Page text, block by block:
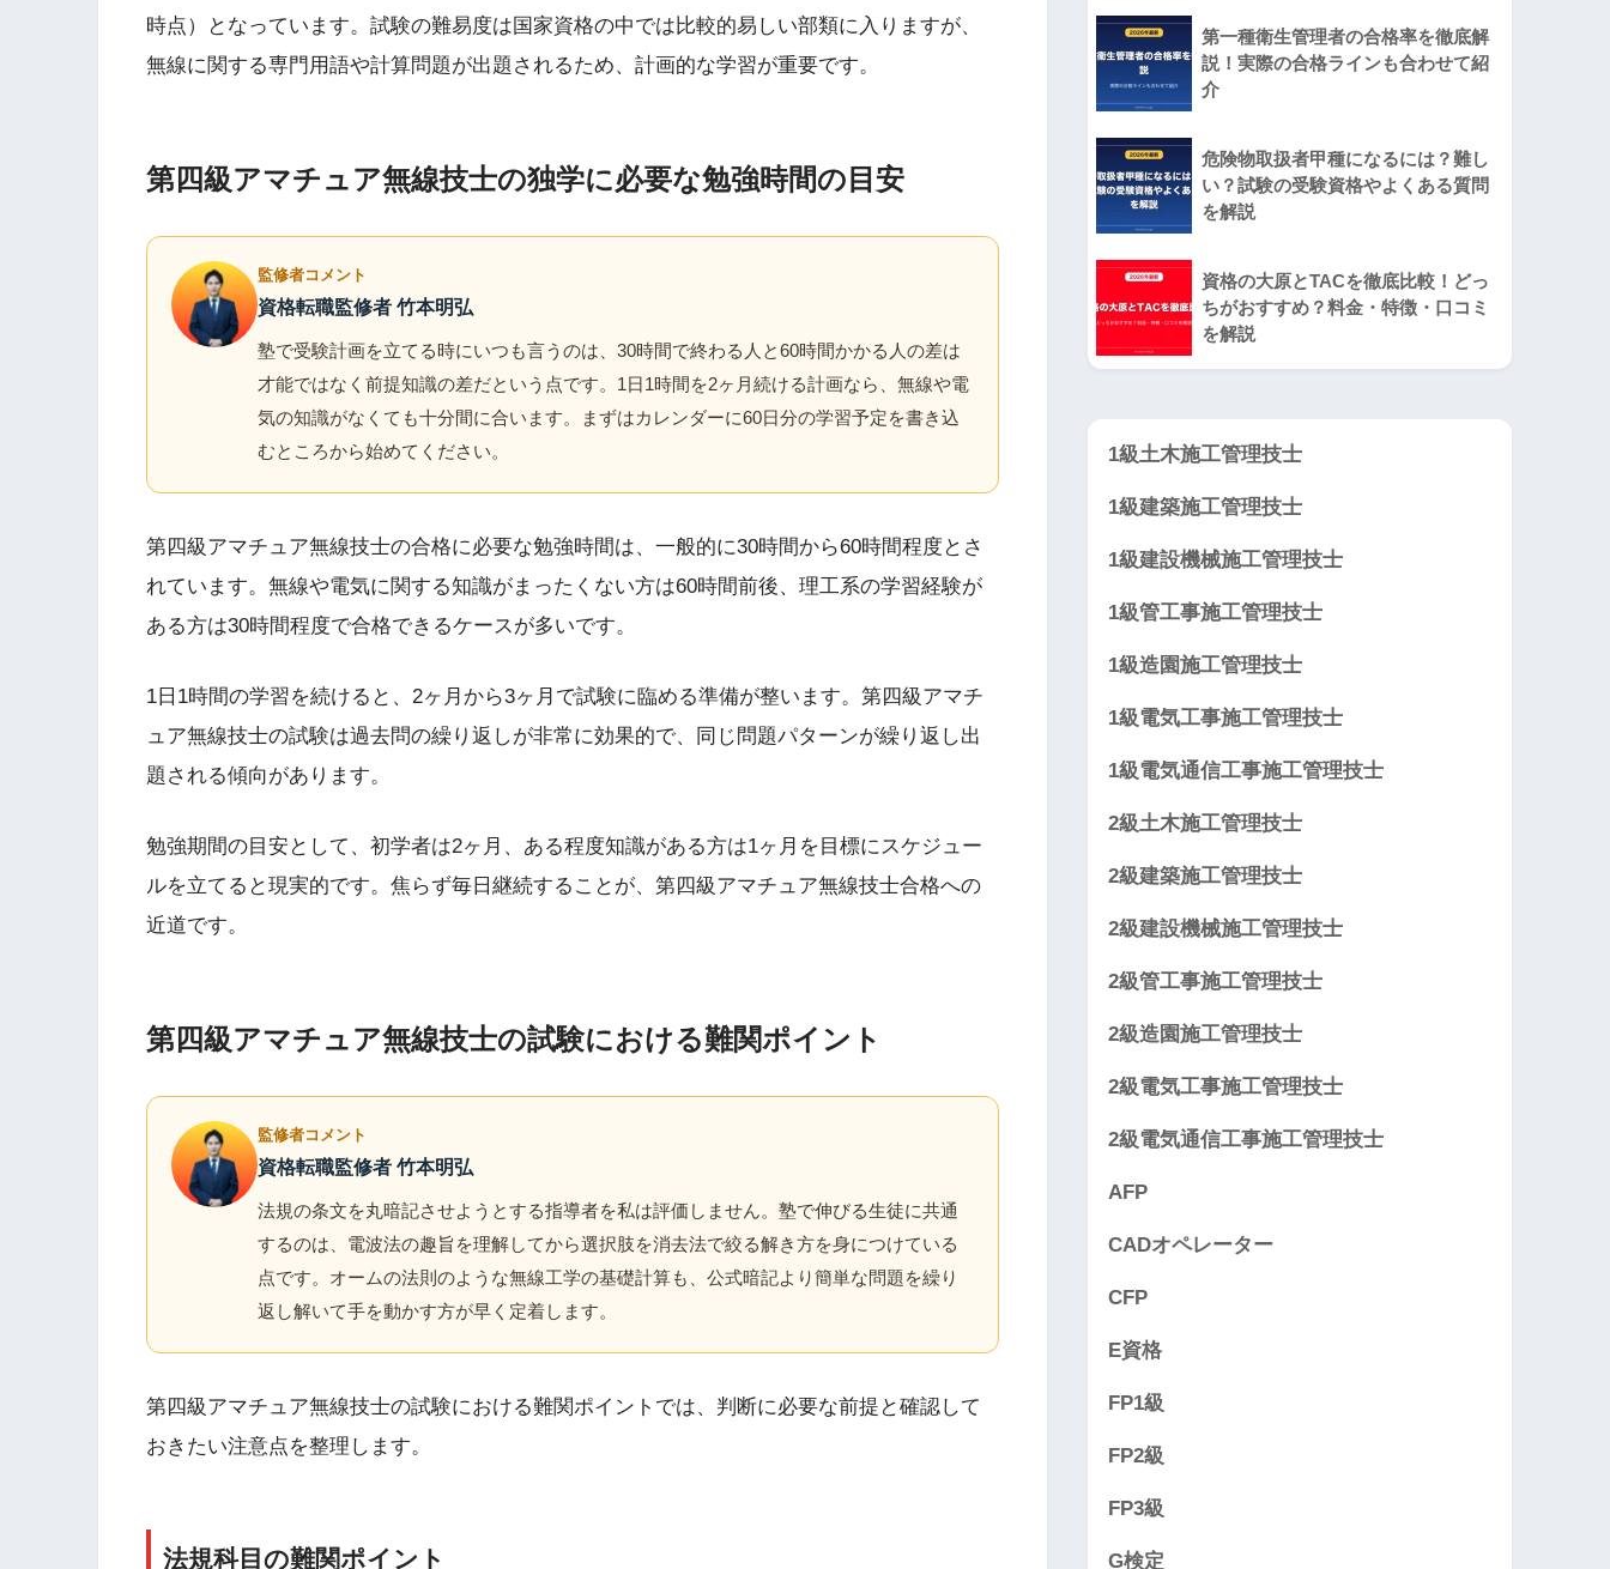
時点）となっています。試験の難易度は国家資格の中では比較的易しい部類に入りますが、
無線に関する専門用語や計算問題が出題されるため、計画的な学習が重要です。
第四級アマチュア無線技士の独学に必要な勉強時間の目安
監修者コメント
資格転職監修者 竹本明弘
塾で受験計画を立てる時にいつも言うのは、30時間で終わる人と60時間かかる人の差は
才能ではなく前提知識の差だという点です。1日1時間を2ヶ月続ける計画なら、無線や電
気の知識がなくても十分間に合います。まずはカレンダーに60日分の学習予定を書き込
むところから始めてください。
第四級アマチュア無線技士の合格に必要な勉強時間は、一般的に30時間から60時間程度とさ
れています。無線や電気に関する知識がまったくない方は60時間前後、理工系の学習経験が
ある方は30時間程度で合格できるケースが多いです。
1日1時間の学習を続けると、2ヶ月から3ヶ月で試験に臨める準備が整います。第四級アマチ
ュア無線技士の試験は過去問の繰り返しが非常に効果的で、同じ問題パターンが繰り返し出
題される傾向があります。
勉強期間の目安として、初学者は2ヶ月、ある程度知識がある方は1ヶ月を目標にスケジュー
ルを立てると現実的です。焦らず毎日継続することが、第四級アマチュア無線技士合格への
近道です。
第四級アマチュア無線技士の試験における難関ポイント
監修者コメント
資格転職監修者 竹本明弘
法規の条文を丸暗記させようとする指導者を私は評価しません。塾で伸びる生徒に共通
するのは、電波法の趣旨を理解してから選択肢を消去法で絞る解き方を身につけている
点です。オームの法則のような無線工学の基礎計算も、公式暗記より簡単な問題を繰り
返し解いて手を動かす方が早く定着します。
第四級アマチュア無線技士の試験における難関ポイントでは、判断に必要な前提と確認して
おきたい注意点を整理します。
法規科目の難関ポイント
第一種衛生管理者の合格率を徹底解
説！実際の合格ラインも合わせて紹
介
危険物取扱者甲種になるには？難し
い？試験の受験資格やよくある質問
を解説
資格の大原とTACを徹底比較！どっ
ちがおすすめ？料金・特徴・口コミ
を解説
1級土木施工管理技士
1級建築施工管理技士
1級建設機械施工管理技士
1級管工事施工管理技士
1級造園施工管理技士
1級電気工事施工管理技士
1級電気通信工事施工管理技士
2級土木施工管理技士
2級建築施工管理技士
2級建設機械施工管理技士
2級管工事施工管理技士
2級造園施工管理技士
2級電気工事施工管理技士
2級電気通信工事施工管理技士
AFP
CADオペレーター
CFP
E資格
FP1級
FP2級
FP3級
G検定